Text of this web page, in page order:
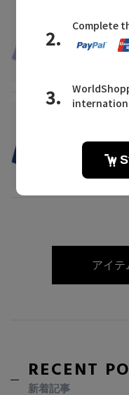
ハイテク
ズ）
ズ）
¥19,800
アイテ
RECENT
新着記事